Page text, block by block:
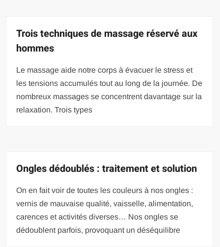
Trois techniques de massage réservé aux
hommes
Le massage aide notre corps à évacuer le stress et
les tensions accumulés tout au long de la journée. De
nombreux massages se concentrent davantage sur la
relaxation. Trois types
Ongles dédoublés : traitement et solution
On en fait voir de toutes les couleurs à nos ongles :
vernis de mauvaise qualité, vaisselle, alimentation,
carences et activités diverses… Nos ongles se
dédoublent parfois, provoquant un déséquilibre